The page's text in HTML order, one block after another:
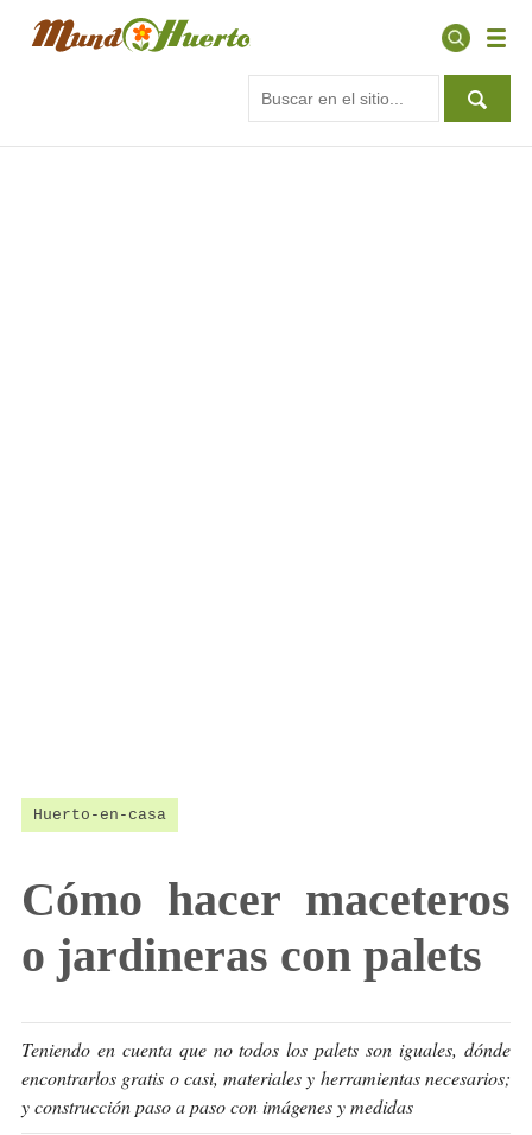
Huerto-en-casa
Cómo hacer maceteros
o jardineras con palets
Teniendo en cuenta que no todos los palets son iguales, dónde
encontrarlos gratis o casi, materiales y herramientas necesarios;
y construcción paso a paso con imágenes y medidas